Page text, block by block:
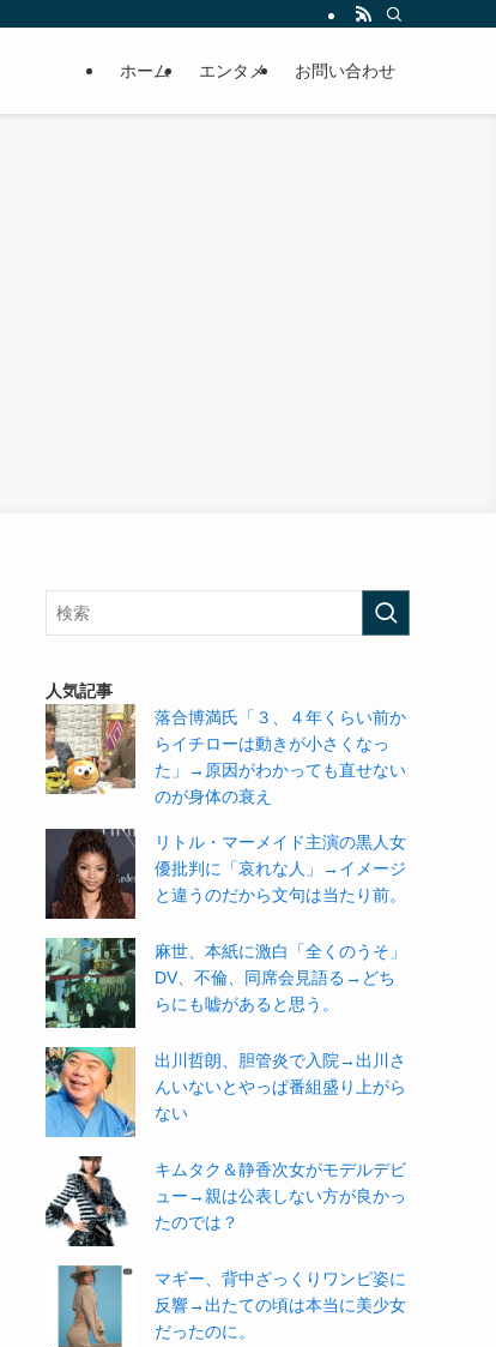
ホーム エンタメ お問い合わせ
人気記事
落合博満氏「３、４年くらい前か
らイチローは動きが小さくなっ
た」→原因がわかっても直せない
のが身体の衰え
リトル・マーメイド主演の黒人女
優批判に「哀れな人」→イメージ
と違うのだから文句は当たり前。
麻世、本紙に激白「全くのうそ」
DV、不倫、同席会見語る→どち
らにも嘘があると思う。
出川哲朗、胆管炎で入院→出川さ
んいないとやっぱ番組盛り上がら
ない
キムタク＆静香次女がモデルデビ
ュー→親は公表しない方が良かっ
たのでは？
マギー、背中ざっくりワンピ姿に
反響→出たての頃は本当に美少女
だったのに。